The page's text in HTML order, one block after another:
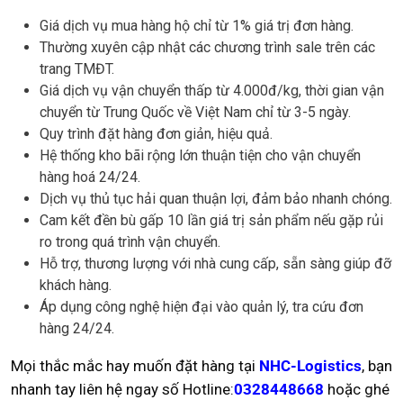
Giá dịch vụ mua hàng hộ chỉ từ 1% giá trị đơn hàng.
Thường xuyên cập nhật các chương trình sale trên các
trang TMĐT.
Giá dịch vụ vận chuyển thấp từ 4.000đ/kg, thời gian vận
chuyển từ Trung Quốc về Việt Nam chỉ từ 3-5 ngày.
Quy trình đặt hàng đơn giản, hiệu quả.
Hệ thống kho bãi rộng lớn thuận tiện cho vận chuyển
hàng hoá 24/24.
Dịch vụ thủ tục hải quan thuận lợi, đảm bảo nhanh chóng.
Cam kết đền bù gấp 10 lần giá trị sản phẩm nếu gặp rủi
ro trong quá trình vận chuyển.
Hỗ trợ, thương lượng với nhà cung cấp, sẵn sàng giúp đỡ
khách hàng.
Áp dụng công nghệ hiện đại vào quản lý, tra cứu đơn
hàng 24/24.
Mọi thắc mắc hay muốn đặt hàng tại NHC-Logistics, bạn
nhanh tay liên hệ ngay số Hotline:0328448668 hoặc ghé